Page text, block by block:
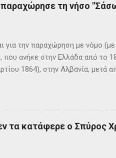
το νησί Ὠγυγία , στο
τη νήσο
για την παραχώρηση με νόμο
ανήκε στην Ελλάδα από το
1864), στην Αλβανία, μετά
της ονομασία είναι Sazan ή
από την αρχαιότητα. Ο
τα κατάφερε ο Σπύρος